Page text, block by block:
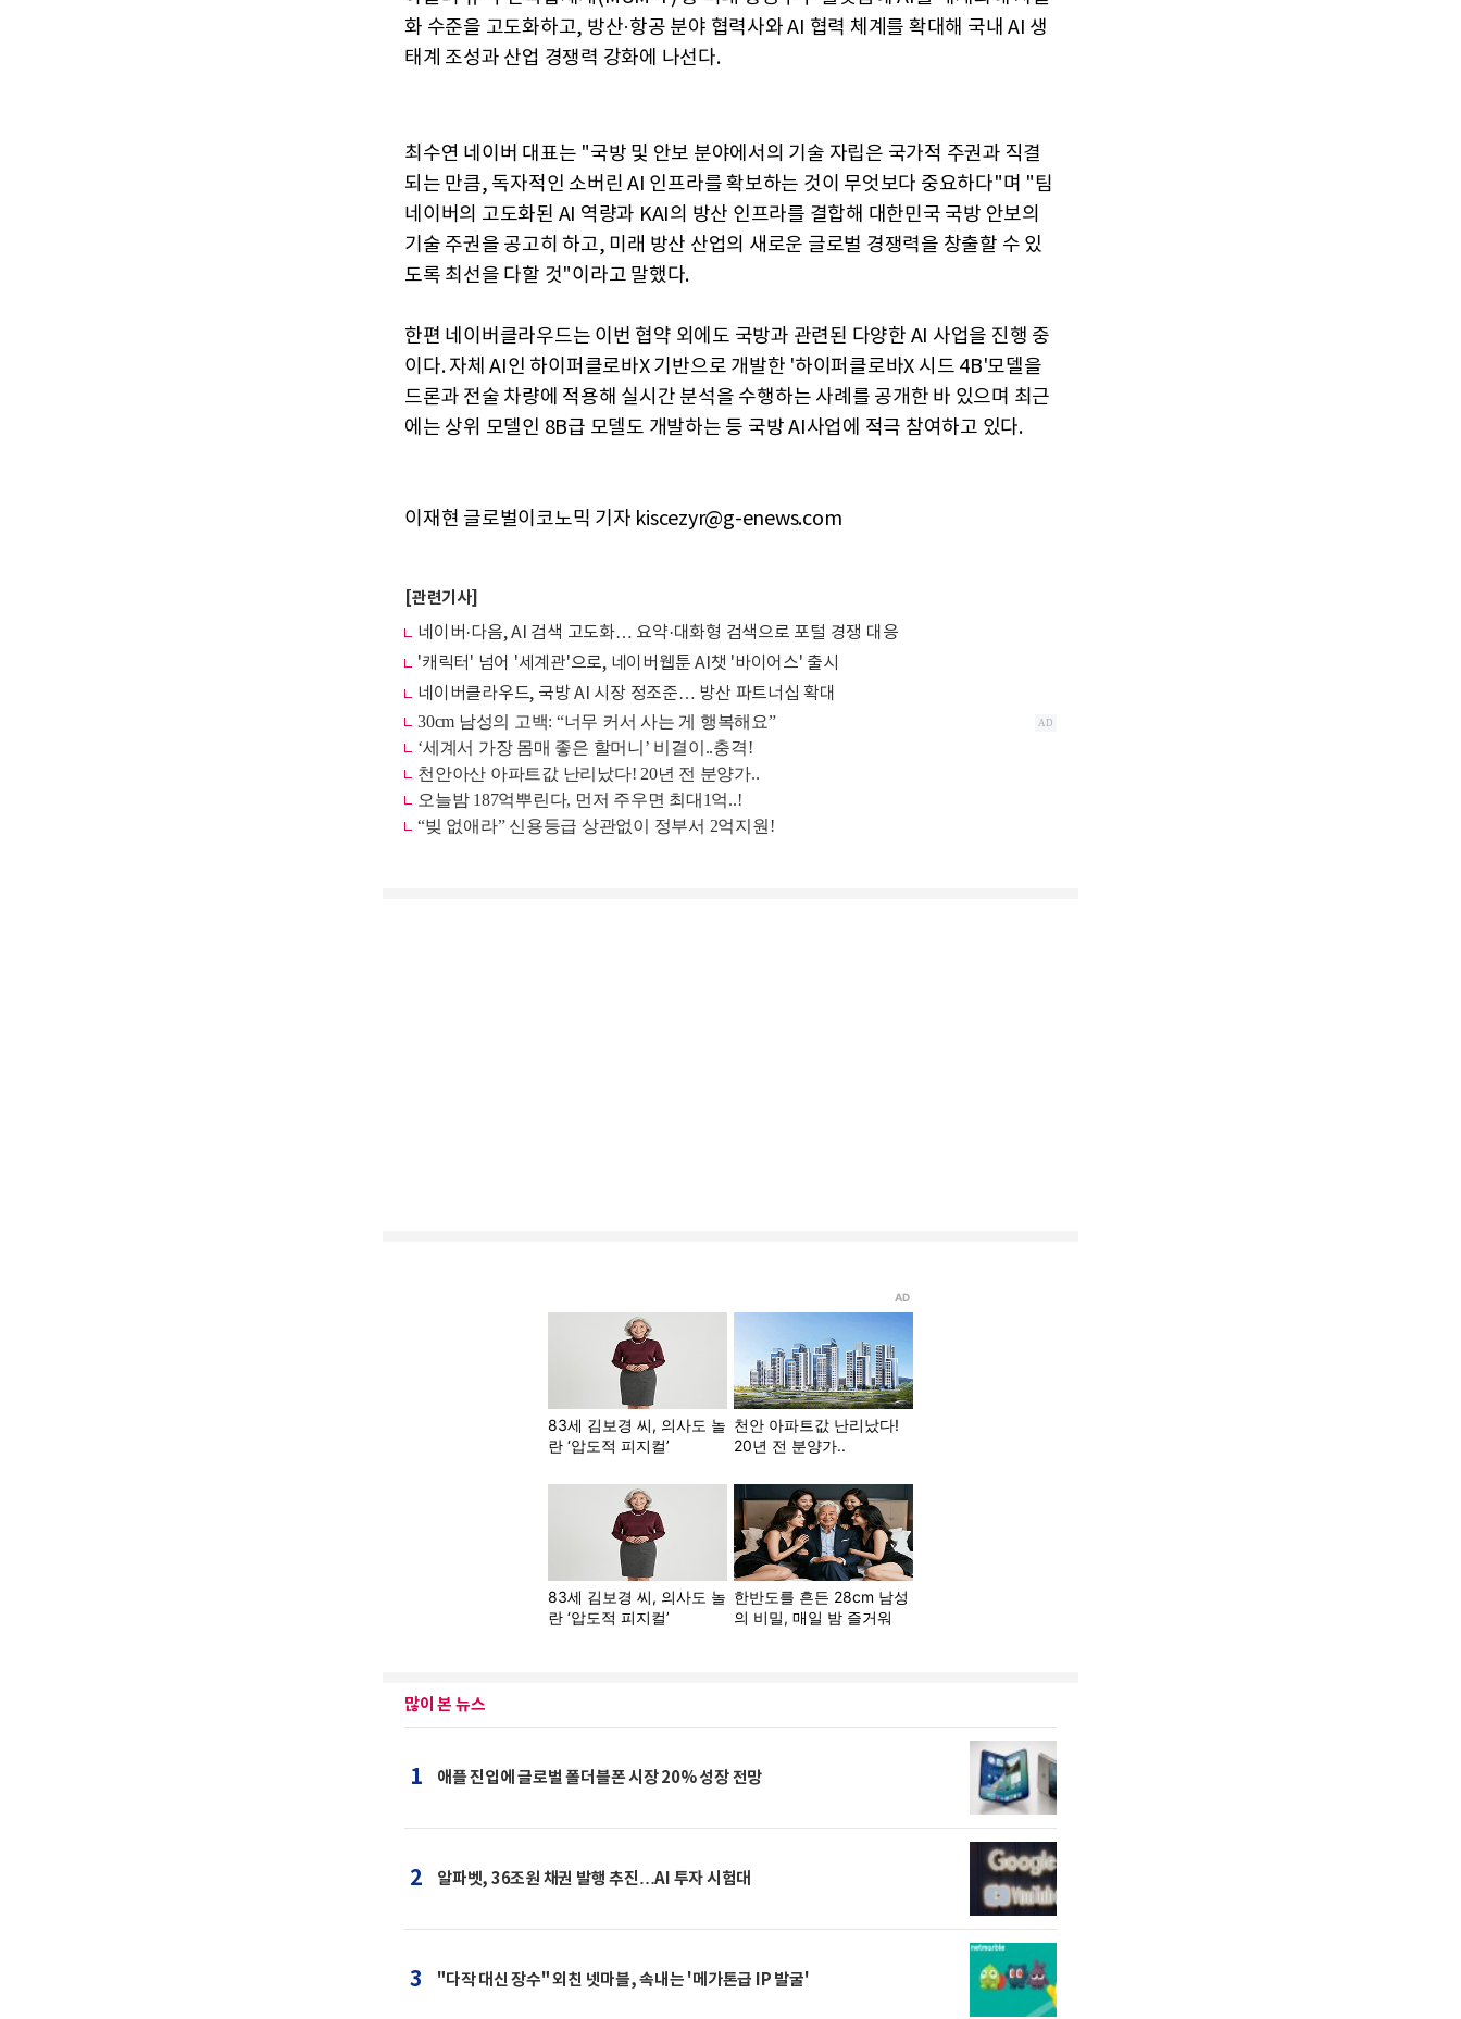
화 수준을 고도화하고, 방산·항공 분야 협력사와 AI 협력 체계를 확대해 국내 AI 생
태계 조성과 산업 경쟁력 강화에 나선다.
최수연 네이버 대표는 "국방 및 안보 분야에서의 기술 자립은 국가적 주권과 직결
되는 만큼, 독자적인 소버린 AI 인프라를 확보하는 것이 무엇보다 중요하다"며 "팀
네이버의 고도화된 AI 역량과 KAI의 방산 인프라를 결합해 대한민국 국방 안보의
기술 주권을 공고히 하고, 미래 방산 산업의 새로운 글로벌 경쟁력을 창출할 수 있
도록 최선을 다할 것"이라고 말했다.
한편 네이버클라우드는 이번 협약 외에도 국방과 관련된 다양한 AI 사업을 진행 중
이다. 자체 AI인 하이퍼클로바X 기반으로 개발한 '하이퍼클로바X 시드 4B'모델을
드론과 전술 차량에 적용해 실시간 분석을 수행하는 사례를 공개한 바 있으며 최근
에는 상위 모델인 8B급 모델도 개발하는 등 국방 AI사업에 적극 참여하고 있다.
이재현 글로벌이코노믹 기자 kiscezyr@g-enews.com
[관련기사]
네이버·다음, AI 검색 고도화… 요약·대화형 검색으로 포털 경쟁 대응
'캐릭터' 넘어 '세계관'으로, 네이버웹툰 AI챗 '바이어스' 출시
네이버클라우드, 국방 AI 시장 정조준… 방산 파트너십 확대
많이 본 뉴스
1 애플 진입에 글로벌 폴더블폰 시장 20% 성장 전망
2 알파벳, 36조원 채권 발행 추진…AI 투자 시험대
3 "다작 대신 장수" 외친 넷마블, 속내는 '메가톤급 IP 발굴'